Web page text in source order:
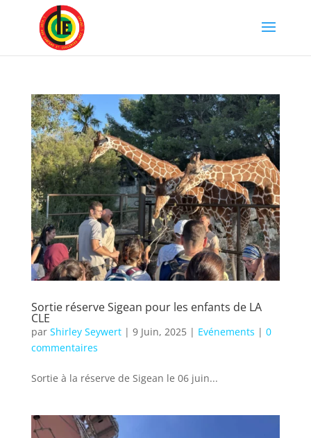
Sortie réserve Sigean pour les enfants de LA
CLE
par Shirley Seywert| 9 Juin, 2025| Evénements | 0
commentaires
Sortie à la réserve de Sigean le 06 juin...